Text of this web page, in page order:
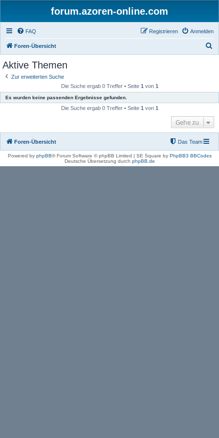
forum.azoren-online.com
FAQ Anmelden
Registrieren
Foren-Übersicht
e
Aktive Themen
Zur erweiterten Suche
Die Suche ergab 0 Treffer • Seite 1 von 1
Es wurden keine passenden Ergebnisse gefunden.
Die Suche ergab 0 Treffer • Seite 1 von 1
Gehe zu
Foren-Übersicht Das Team
Powered by phpBB® Forum Software © phpBB Limited | SE Square by PhpBB3 BBCodes
Deutsche Übersetzung durch phpBB.de